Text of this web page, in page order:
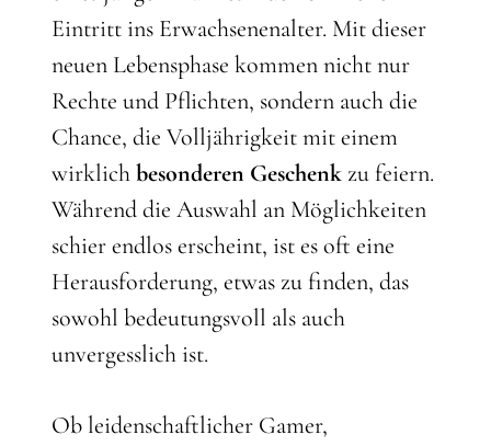
Eintritt ins Erwachsenenalter. Mit dieser
neuen Lebensphase kommen nicht nur
Rechte und Pflichten, sondern auch die
Chance, die Volljährigkeit mit einem
wirklichbesonderen Geschenk zu feiern.
Während die Auswahl an Möglichkeiten
schier endlos erscheint, ist es oft eine
Herausforderung, etwas zu finden, das
sowohl bedeutungsvoll als auch
unvergesslich ist.
Ob leidenschaftlicher Gamer,